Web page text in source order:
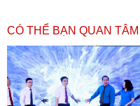
CÓ THỂ BẠN QUAN TÂM